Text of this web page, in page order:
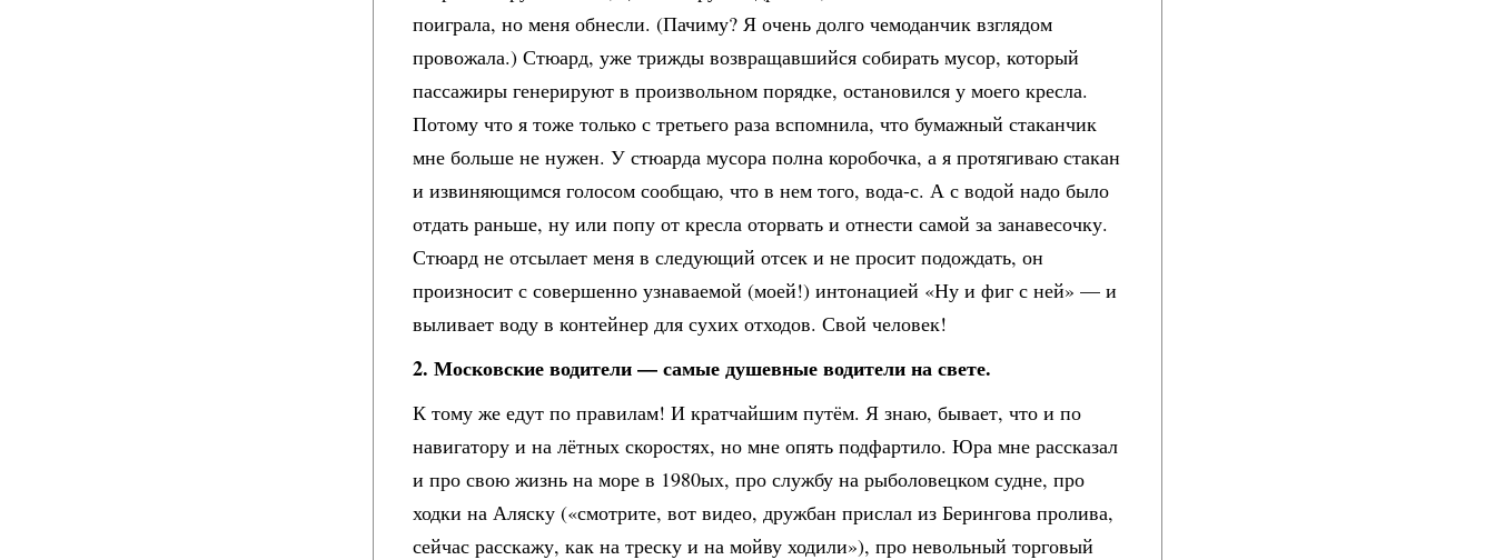
поиграла, но меня обнесли. (Пачиму? Я очень долго чемоданчик взглядом
провожала.) Стюард, уже трижды возвращавшийся собирать мусор, который
пассажиры генерируют в произвольном порядке, остановился у моего кресла.
Потому что я тоже только с третьего раза вспомнила, что бумажный стаканчик
мне больше не нужен. У стюарда мусора полна коробочка, а я протягиваю стакан
и извиняющимся голосом сообщаю, что в нем того, вода-с. А с водой надо было
отдать раньше, ну или попу от кресла оторвать и отнести самой за занавесочку.
Стюард не отсылает меня в следующий отсек и не просит подождать, он
произносит с совершенно узнаваемой (моей!) интонацией «Ну и фиг с ней» — и
выливает воду в контейнер для сухих отходов. Свой человек!
2. Московские водители — самые душевные водители на свете.
К тому же едут по правилам! И кратчайшим путём. Я знаю, бывает, что и по
навигатору и на лётных скоростях, но мне опять подфартило. Юра мне рассказал
и про свою жизнь на море в 1980ых, про службу на рыболовецком судне, про
ходки на Аляску («смотрите, вот видео, дружбан прислал из Берингова пролива,
сейчас расскажу, как на треску и на мойву ходили»), про невольный торговый